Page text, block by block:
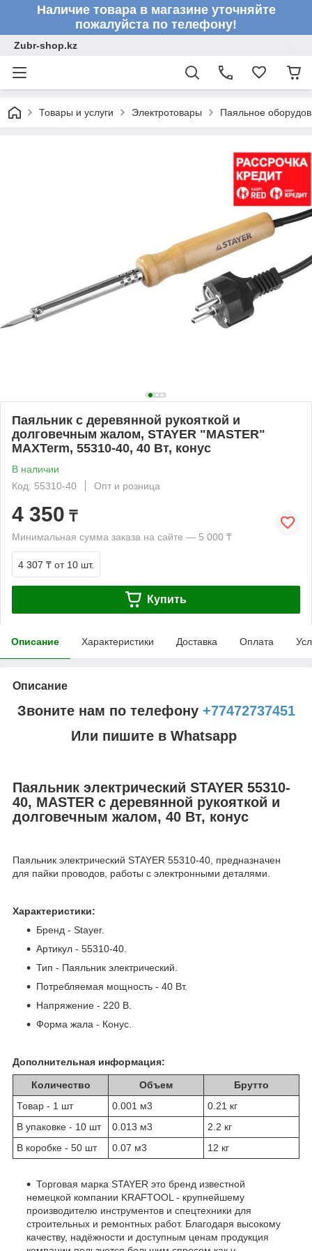
Наличие товара в магазине уточняйте
пожалуйста по телефону!
Zubr-shop.kz
Товары и услуги Электротовары Паяльное
Паяльник с деревянной рукояткой и
долговечным жалом, STAYER "MASTER"
MAXTerm, 55310-40, 40 Вт, конус
В наличии
Код: 55310-40
Опт и розница
4 350 ₸
Минимальная сумма заказа на сайте — 5 000 ₸
4 307 ₸ от 10 шт.
Купить
Описание Характеристики Доставка Оплата
Описание
Звоните нам по телефону +77472737451
Или пишите в Whatsapp
Паяльник электрический STAYER 55310-
40, MASTER с деревянной рукояткой и
долговечным жалом, 40 Вт, конус
Паяльник электрический STAYER 55310-40, предназначен
для пайки проводов, работы с электронными деталями.
Характеристики:
Бренд - Stayer.
Артикул - 55310-40.
Тип - Паяльник электрический.
Потребляемая мощность - 40 Вт.
Напряжение - 220 В.
Форма жала - Конус.
Дополнительная информация:
Количество Объем
Брутто
Товар - 1 шт
0.001 м3
0.21 кг
В упаковке - 10 шт
0.013 м3
2.2 кг
В коробке - 50 шт
0.07 м3 12 кг
Торговая марка STAYER это бренд известной
немецкой компании KRAFTOOL - крупнейшему
производителю инструментов и спецтехники для
строительных и ремонтных работ. Благодаря высокому
качеству, надёжности и доступным ценам продукция